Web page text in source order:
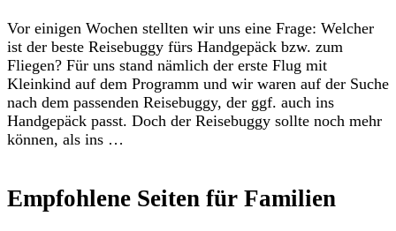
Vor einigen Wochen stellten wir uns eine Frage: Welcher
ist der beste Reisebuggy fürs Handgepäck bzw. zum
Fliegen? Für uns stand nämlich der erste Flug mit
Kleinkind auf dem Programm und wir waren auf der Suche
nach dem passenden Reisebuggy, der ggf. auch ins
Handgepäck passt. Doch der Reisebuggy sollte noch mehr
können, als ins …
Empfohlene Seiten für Familien